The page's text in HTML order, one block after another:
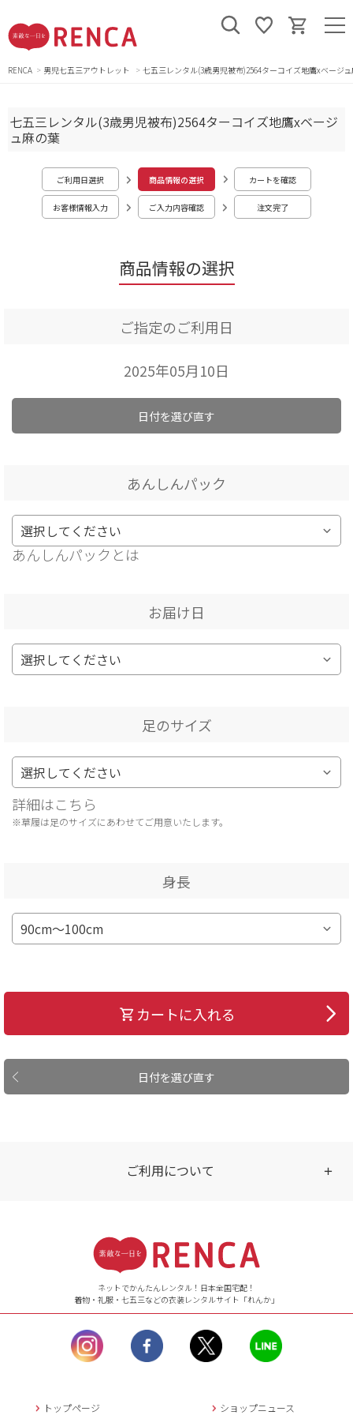
RENCA 男児七五三アウトレット 七五三レンタル(3歳男児被布)2564ターコイズ地鷹xベージ
商品情報の選択
七五三レンタル(3歳男児被布)2564ターコイズ地鷹xベージ
ュ麻の葉
ご利用日選択 商品情報の選択 カートを確認
お客様情報入力 ご入力内容確認 注文完了
ご指定のご利用日
2025年05月10日
日付を選び直す
あんしんパック
あんしんパックとは
お届け日
足のサイズ
詳細はこちら
※草履は足のサイズにあわせてご用意いたします。
身長
日付を選び直す
カートに入れる
ご利用について
【ご注文（インターネット）】
24時間年中無休
【お問い合わせ窓口（メー
ル）】10:00~17:00
土曜日、日曜日、臨
時休業日を除く。
営業時間外にいただ
ネットでかんたんレンタル！日本全国宅配！
着物・礼服・七五三などの衣装レンタルサイト「れんか」
トップページ ショップニュース